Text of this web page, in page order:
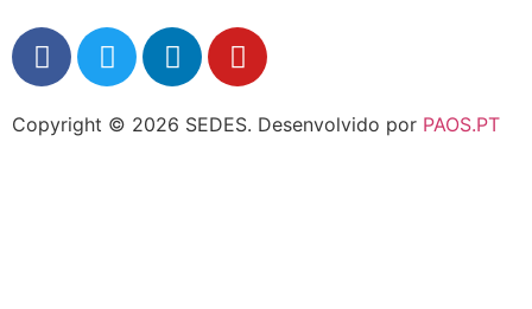
Copyright © 2026 SEDES. Desenvolvido por PAOS.PT